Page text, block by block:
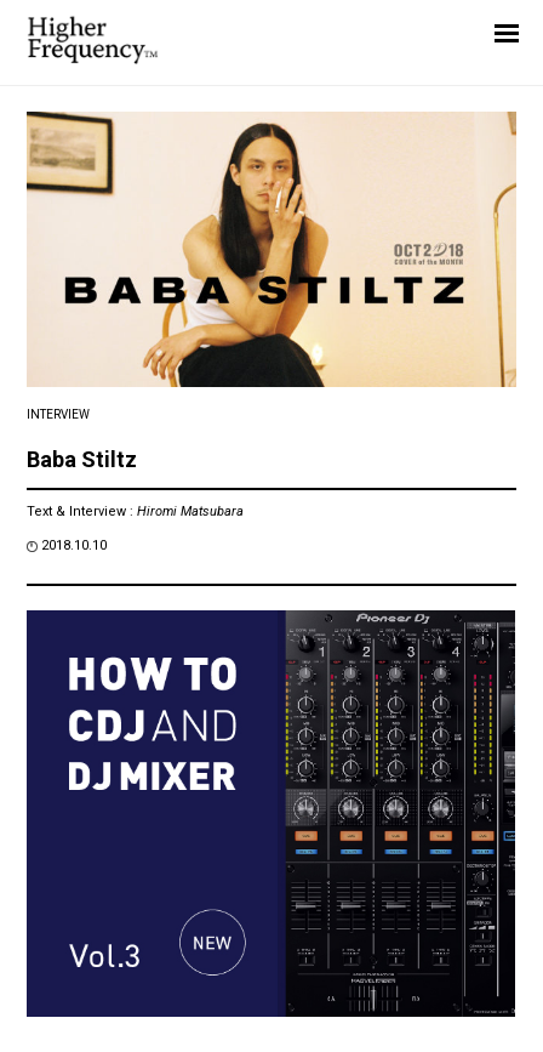
INTERVIEW
Baba Stiltz
Text & Interview :Hiromi Matsubara
2018.10.10
Interview
Highlight
Report